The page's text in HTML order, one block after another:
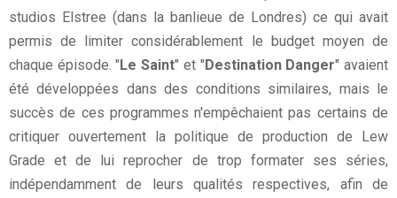
studios Elstree (dans la banlieue de Londres) ce qui avait
permis de limiter considérablement le budget moyen de
chaque épisode. "Le Saint" et "Destination Danger" avaient
été développées dans des conditions similaires, mais le
succès de ces programmes n'empêchaient pas certains de
critiquer ouvertement la politique de production de Lew
Grade et de lui reprocher de trop formater ses séries,
indépendamment de leurs qualités respectives, afin de